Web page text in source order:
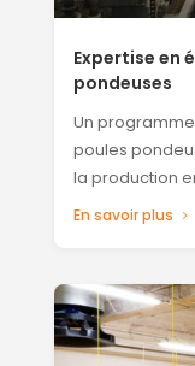
Expertise en
pondeuses
Un
poules
la production
En savoir plus